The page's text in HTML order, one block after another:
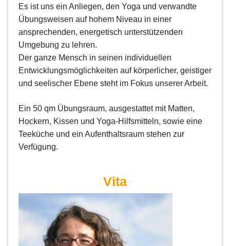
Es ist uns ein Anliegen, den Yoga und verwandte
Übungsweisen auf hohem Niveau in einer
ansprechenden, energetisch unterstützenden
Umgebung zu lehren.
Der ganze Mensch in seinen individuellen
Entwicklungsmöglichkeiten auf körperlicher, geistiger
und seelischer Ebene steht im Fokus unserer Arbeit.
Ein 50 qm Übungsraum, ausgestattet mit Matten,
Hockern, Kissen und Yoga-Hilfsmitteln, sowie eine
Teeküche und ein Aufenthaltsraum stehen zur
Verfügung.
Vita